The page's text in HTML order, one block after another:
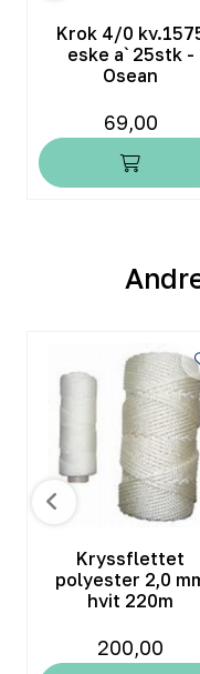
Krok 4/0
eske a` 25stk -
Osean
69,00
Kryssflettet
polyester 2,0
hvit 220m
200,00